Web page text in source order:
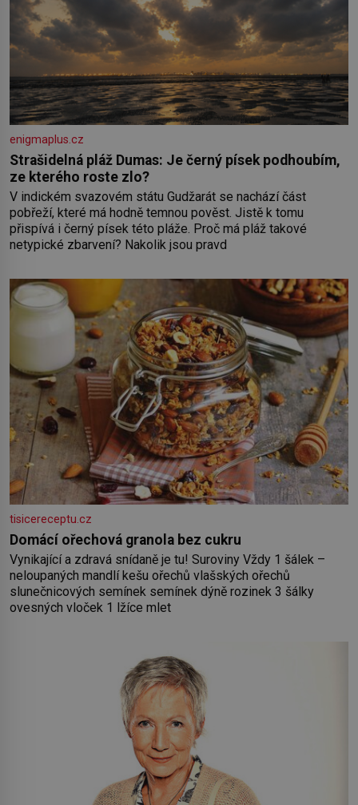
enigmaplus.cz
Strašidelná pláž Dumas: Je černý písek podhoubím,
ze kterého roste zlo?
V indickém svazovém státu Gudžarát se nachází část
pobřeží, které má hodně temnou pověst. Jistě k tomu
přispívá i černý písek této pláže. Proč má pláž takové
netypické zbarvení? Nakolik jsou pravd
tisicereceptu.cz
Domácí ořechová granola bez cukru
Vynikající a zdravá snídaně je tu! Suroviny Vždy 1 šálek –
neloupaných mandlí kešu ořechů vlašských ořechů
slunečnicových semínek semínek dýně rozinek 3 šálky
ovesných vloček 1 lžíce mlet